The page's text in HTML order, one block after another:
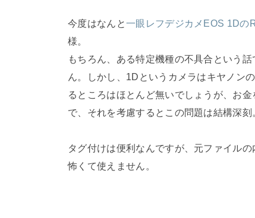
今度はなんと一眼レフデジカメEOS 1Dの
様。
もちろん、ある特定機種の不具合という
ん。しかし、1Dというカメラはキヤノン
るところはほとんど無いでしょうが、お
で、それを考慮するとこの問題は結構深刻
タグ付けは便利なんですが、元ファイル
怖くて使えません。